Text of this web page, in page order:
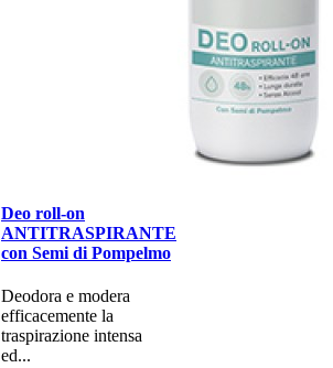
Deo roll-on
ANTITRASPIRANTE
con Semi di Pompelmo
Deodora e modera
efficacemente la
traspirazione intensa
ed...